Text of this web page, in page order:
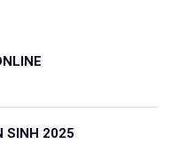
SINH 2025